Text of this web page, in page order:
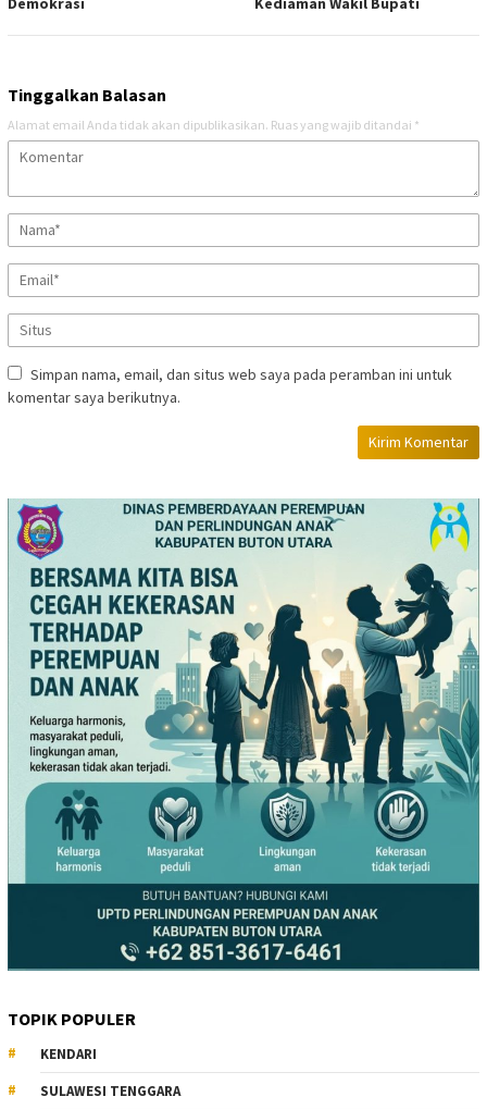
Tinggalkan Balasan
Alamat email Anda tidak akan dipublikasikan. Ruas yang wajib ditandai *
Simpan nama, email, dan situs web saya pada peramban ini untuk
komentar saya berikutnya.
TOPIK POPULER
KENDARI
SULAWESI TENGGARA